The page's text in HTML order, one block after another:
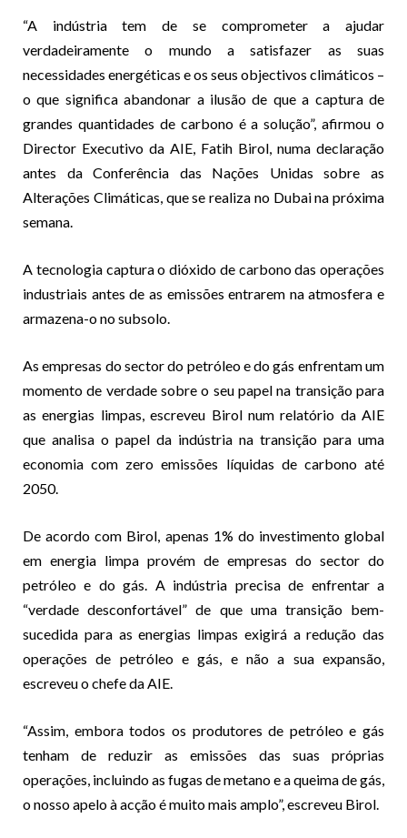
“A indústria tem de se comprometer a ajudar
verdadeiramente o mundo a satisfazer as suas
necessidades energéticas e os seus objectivos climáticos –
o que significa abandonar a ilusão de que a captura de
grandes quantidades de carbono é a solução”, afirmou o
Director Executivo da AIE, Fatih Birol, numa declaração
antes da Conferência das Nações Unidas sobre as
Alterações Climáticas, que se realiza no Dubai na próxima
semana.
A tecnologia captura o dióxido de carbono das operações
industriais antes de as emissões entrarem na atmosfera e
armazena-o no subsolo.
As empresas do sector do petróleo e do gás enfrentam um
momento de verdade sobre o seu papel na transição para
as energias limpas, escreveu Birol num relatório da AIE
que analisa o papel da indústria na transição para uma
economia com zero emissões líquidas de carbono até
2050.
De acordo com Birol, apenas 1% do investimento global
em energia limpa provém de empresas do sector do
petróleo e do gás. A indústria precisa de enfrentar a
“verdade desconfortável” de que uma transição bem-
sucedida para as energias limpas exigirá a redução das
operações de petróleo e gás, e não a sua expansão,
escreveu o chefe da AIE.
“Assim, embora todos os produtores de petróleo e gás
tenham de reduzir as emissões das suas próprias
operações, incluindo as fugas de metano e a queima de gás,
o nosso apelo à acção é muito mais amplo”, escreveu Birol.